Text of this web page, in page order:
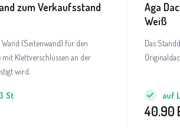
zum Verkaufsstand
Wand (Seitenwand) für den
mit Klettverschlüssen an der
wird.
St
Aga
Weiß
Das
auf
40.90